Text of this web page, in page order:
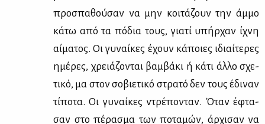
προ­σπα­θού­σαν να μην κοι­τά­ζουν την άμ­μο
κά­τω από τα πό­δια τους, για­τί υπήρ­χαν ίχνη
αί­μα­τος. Οι γυ­ναί­κες έχουν κά­ποιες ιδιαί­τε­ρες
ημέ­ρες, χρειά­ζο­νται βαμ­βά­κι ή κά­τι άλ­λο σχε­
τι­κό, μα στον σο­βιε­τι­κό στρα­τό δεν τους έδι­ναν
τί­πο­τα. Οι γυ­ναί­κες ντρέ­πο­νταν. Όταν έφτα­
σαν στο πέ­ρα­σμα των πο­τα­μών, άρ­χι­σαν να